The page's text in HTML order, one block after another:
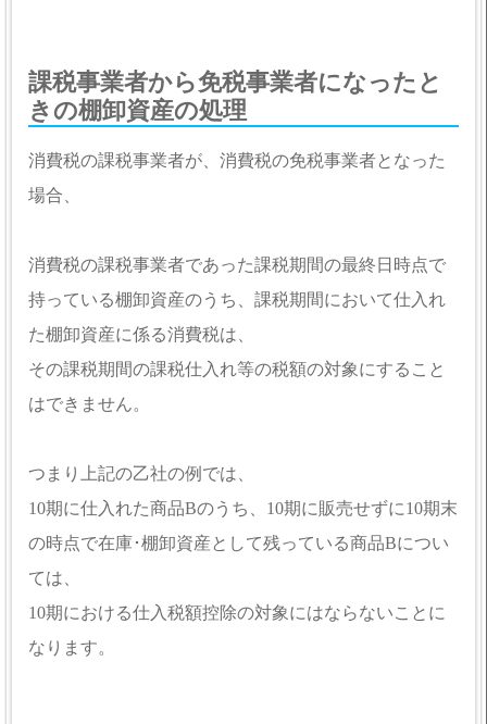
課税事業者から免税事業者になったと
きの棚卸資産の処理
消費税の課税事業者が、消費税の免税事業者となった
場合、
消費税の課税事業者であった課税期間の最終日時点で
持っている棚卸資産のうち、課税期間において仕入れ
た棚卸資産に係る消費税は、
その課税期間の課税仕入れ等の税額の対象にすること
はできません。
つまり上記の乙社の例では、
10期に仕入れた商品Bのうち、10期に販売せずに10期末
の時点で在庫･棚卸資産として残っている商品Bについ
ては、
10期における仕入税額控除の対象にはならないことに
なります。